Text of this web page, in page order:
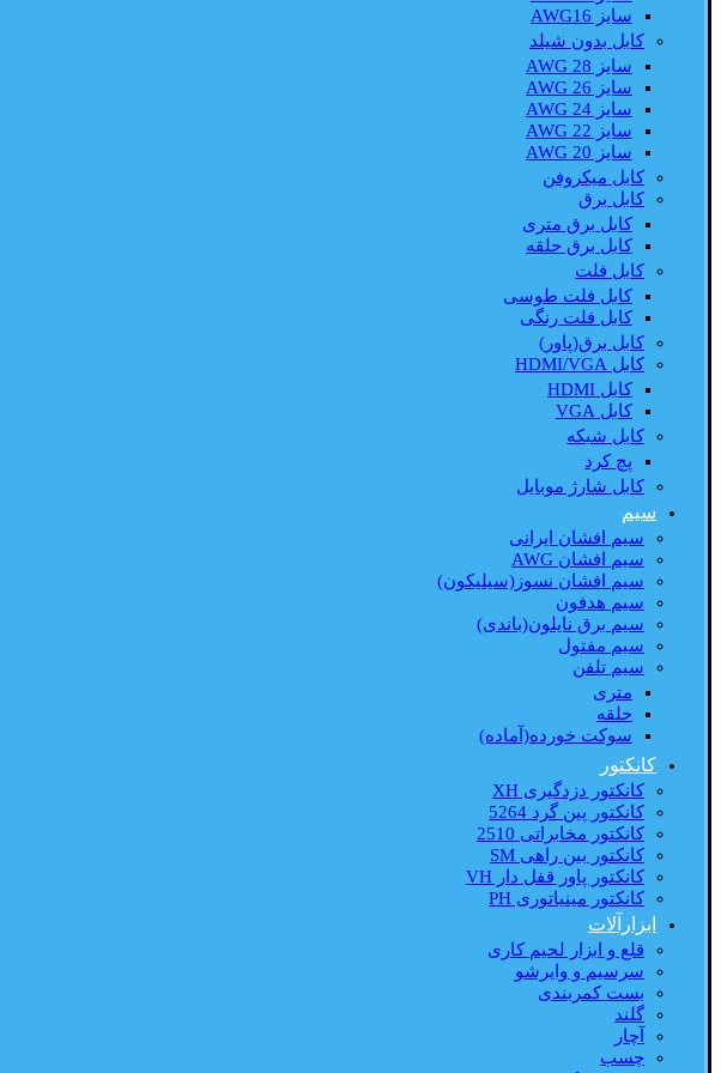
سایز AWG16
کابل بدون شیلد
سایز AWG 28
سایز AWG 26
سایز AWG 24
سایز AWG 22
سایز AWG 20
کابل میکروفن
کابل برق
کابل برق متری
کابل برق حلقه
کابل فلت
کابل فلت طوسی
کابل فلت رنگی
کابل برق(پاور)
کابل HDMI/VGA
کابل HDMI
کابل VGA
کابل شبکه
پچ کرد
کابل شارژ موبایل
سیم
سیم افشان ایرانی
سیم افشان AWG
سیم افشان نسوز(سیلیکون)
سیم هدفون
سیم برق نایلون(باندی)
سیم مفتول
سیم تلفن
متری
حلقه
سوکت خورده(آماده)
کانکتور
کانکتور دزدگیری XH
کانکتور پین گرد 5264
کانکتور مخابراتی 2510
کانکتور بین راهی SM
کانکتور پاور قفل دار VH
کانکتور مینیاتوری PH
ابزارآلات
قلع و ابزار لحیم کاری
سرسیم و وایرشو
بست کمربندی
گلند
آچار
چسب